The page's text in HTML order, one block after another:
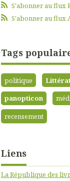
S'abonner au flux
S'abonner au flux
Tags
politique
panopticon
recensement
Liens
La République des